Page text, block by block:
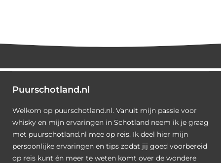
Puurschotland.nl
Welkom op puurschotland.nl. Vanuit mijn passie voor
whisky en mijn ervaringen in Schotland neem ik je graag
met puurschotland.nl mee op reis. Ik deel hier mijn
persoonlijke ervaringen en tips zodat jij goed voorbereid
op reis kunt én meer te weten komt over de wondere